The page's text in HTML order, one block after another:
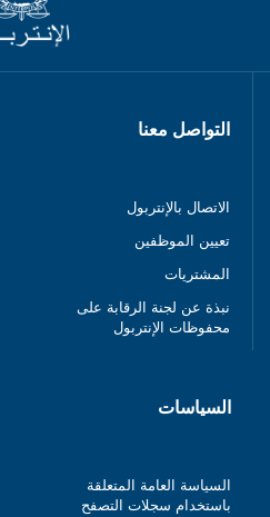
التواصل معنا
الاتصال بالإنتربول
تعيين الموظفين
المشتريات
نبذة عن لجنة الرقابة على
محفوظات الإنتربول
السياسات
السياسة العامة المتعلقة
باستخدام سجلات التصفح